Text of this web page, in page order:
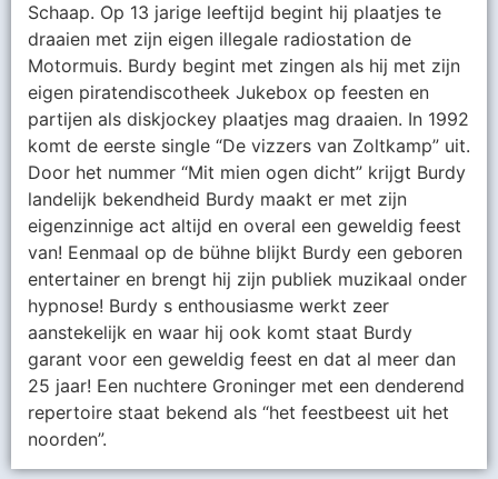
Schaap. Op 13 jarige leeftijd begint hij plaatjes te
draaien met zijn eigen illegale radiostation de
Motormuis. Burdy begint met zingen als hij met zijn
eigen piratendiscotheek Jukebox op feesten en
partijen als diskjockey plaatjes mag draaien. In 1992
komt de eerste single “De vizzers van Zoltkamp” uit.
Door het nummer “Mit mien ogen dicht” krijgt Burdy
landelijk bekendheid Burdy maakt er met zijn
eigenzinnige act altijd en overal een geweldig feest
van! Eenmaal op de bühne blijkt Burdy een geboren
entertainer en brengt hij zijn publiek muzikaal onder
hypnose! Burdy s enthousiasme werkt zeer
aanstekelijk en waar hij ook komt staat Burdy
garant voor een geweldig feest en dat al meer dan
25 jaar! Een nuchtere Groninger met een denderend
repertoire staat bekend als “het feestbeest uit het
noorden”.